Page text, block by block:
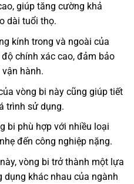
giúp tăng cường khả
dài tuổi thọ.
kính trong và ngoài của
chính xác cao, đảm bảo
hành.
vòng bi này cũng giúp tiết
trình sử dụng.
bi phù hợp với nhiều loại
đến công nghiệp nặng.
vòng bi trở thành một lựa
khác nhau của ngành